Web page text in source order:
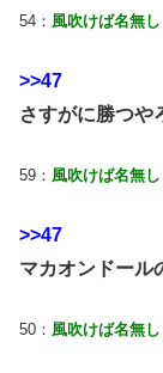
54： 風吹けば名無し
>>47
さすがに勝つや
59： 風吹けば名無し
>>47
マカオンドール
50： 風吹けば名無し